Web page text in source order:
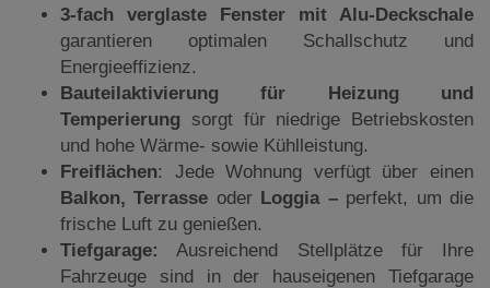
3-fach verglaste Fenster mit Alu-Deckschale
garantieren optimalen Schallschutz und
Energieeffizienz.
Bauteilaktivierung für Heizung und
Temperierung sorgt für niedrige Betriebskosten
und hohe Wärme- sowie Kühlleistung.
Freiflächen: Jede Wohnung verfügt über einen
Balkon, Terrasse oder Loggia –perfekt, um die
frische Luft zu genießen.
Tiefgarage:
Ausreichend Stellplätze für Ihre
Fahrzeuge sind in der hauseigenen Tiefgarage